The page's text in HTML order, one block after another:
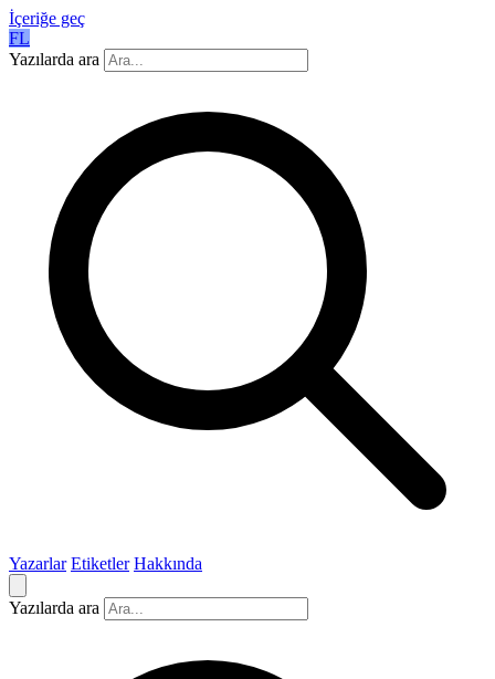
İçeriğe geç
FL
Yazılarda ara
Yazarlar Etiketler Hakkında
Yazılarda ara